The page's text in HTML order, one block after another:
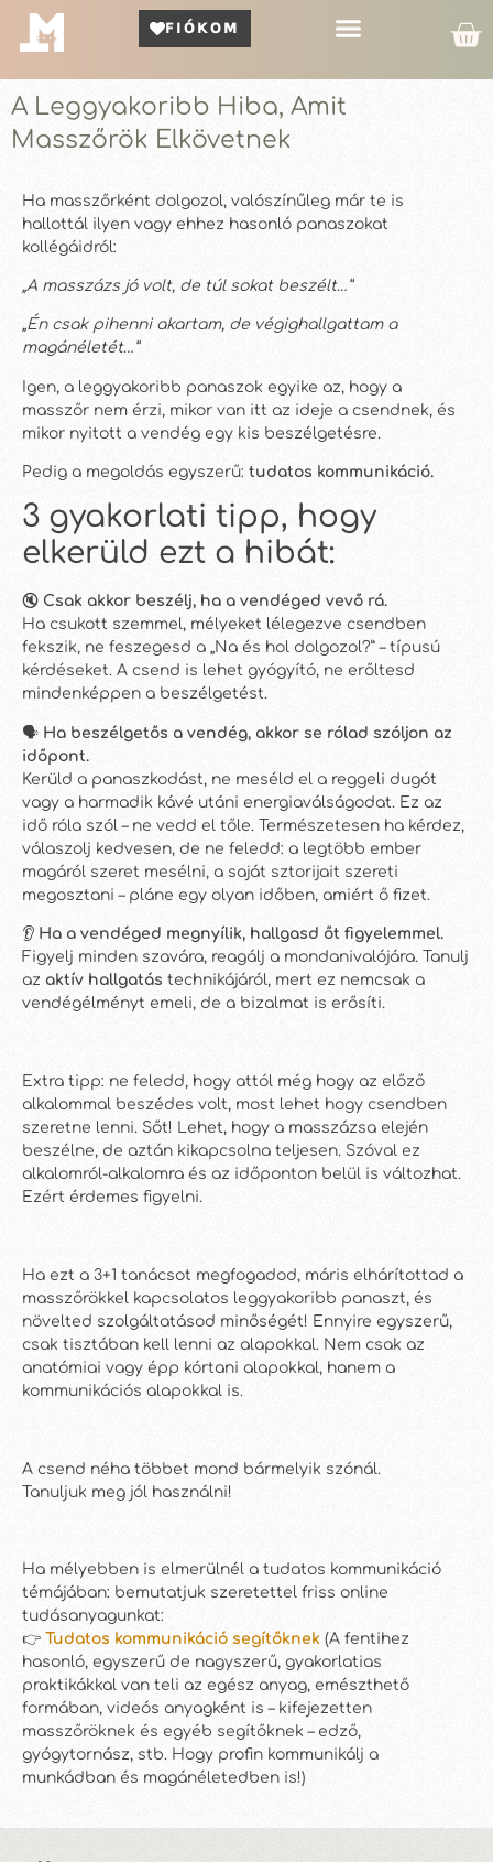
FIÓKOM
A Leggyakoribb Hiba, Amit
Masszőrök Elkövetnek
Ha masszőrként dolgozol, valószínűleg már te is
hallottál ilyen vagy ehhez hasonló panaszokat
kollégáidról:
„A masszázs jó volt, de túl sokat beszélt…”
„Én csak pihenni akartam, de végighallgattam a
magánéletét…”
Igen, a leggyakoribb panaszok egyike az, hogy a
masszőr nem érzi, mikor van itt az ideje a csendnek, és
mikor nyitott a vendég egy kis beszélgetésre.
Pedig a megoldás egyszerű: tudatos kommunikáció.
3 gyakorlati tipp, hogy
elkerüld ezt a hibát:
🔇 Csak akkor beszélj, ha a vendéged vevő rá.
Ha csukott szemmel, mélyeket lélegezve csendben
fekszik, ne feszegesd a „Na és hol dolgozol?” – típusú
kérdéseket. A csend is lehet gyógyító, ne erőltesd
mindenképpen a beszélgetést.
🗣️ Ha beszélgetős a vendég, akkor se rólad szóljon az
időpont.
Kerüld a panaszkodást, ne meséld el a reggeli dugót
vagy a harmadik kávé utáni energiaválságodat. Ez az
idő róla szól – ne vedd el tőle. Természetesen ha kérdez,
válaszolj kedvesen, de ne feledd: a legtöbb ember
magáról szeret mesélni, a saját sztorijait szereti
megosztani – pláne egy olyan időben, amiért ő fizet.
👂 Ha a vendéged megnyílik, hallgasd őt figyelemmel.
Figyelj minden szavára, reagálj a mondanivalójára. Tanulj
az aktív hallgatás technikájáról, mert ez nemcsak a
vendégélményt emeli, de a bizalmat is erősíti.
Extra tipp: ne feledd, hogy attól még hogy az előző
alkalommal beszédes volt, most lehet hogy csendben
szeretne lenni. Sőt! Lehet, hogy a masszázsa elején
beszélne, de aztán kikapcsolna teljesen. Szóval ez
alkalomról-alkalomra és az időponton belül is változhat.
Ezért érdemes figyelni.
Ha ezt a 3+1 tanácsot megfogadod, máris elhárítottad a
masszőrökkel kapcsolatos leggyakoribb panaszt, és
növelted szolgáltatásod minőségét! Ennyire egyszerű,
csak tisztában kell lenni az alapokkal. Nem csak az
anatómiai vagy épp kórtani alapokkal, hanem a
kommunikációs alapokkal is.
A csend néha többet mond bármelyik szónál.
Tanuljuk meg jól használni!
Ha mélyebben is elmerülnél a tudatos kommunikáció
témájában: bemutatjuk szeretettel friss online
tudásanyagunkat:
👉 Tudatos kommunikáció segítőknek (A fentihez
hasonló, egyszerű de nagyszerű, gyakorlatias
praktikákkal van teli az egész anyag, emészthető
formában, videós anyagként is – kifejezetten
masszőröknek és egyéb segítőknek – edző,
gyógytornász, stb. Hogy profin kommunikálj a
munkádban és magánéletedben is!)